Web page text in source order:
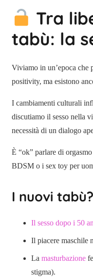
Tra
tabù: la
Viviamo in un’epoca che
positivity, ma esistono
I cambiamenti culturali
discutiamo il sesso nella
necessità di un dialogo
È “ok” parlare di
BDSM o i sex toy per
I nuovi tabù?
Il sesso dopo i 50
Il piacere maschile
La masturbazione
stigma).